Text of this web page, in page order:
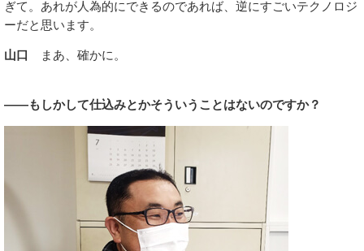
ぎて。あれが人為的にできるのであれば、逆にすごいテクノロジ
ーだと思います。
山口 まあ、確かに。
――もしかして仕込みとかそういうことはないのですか？